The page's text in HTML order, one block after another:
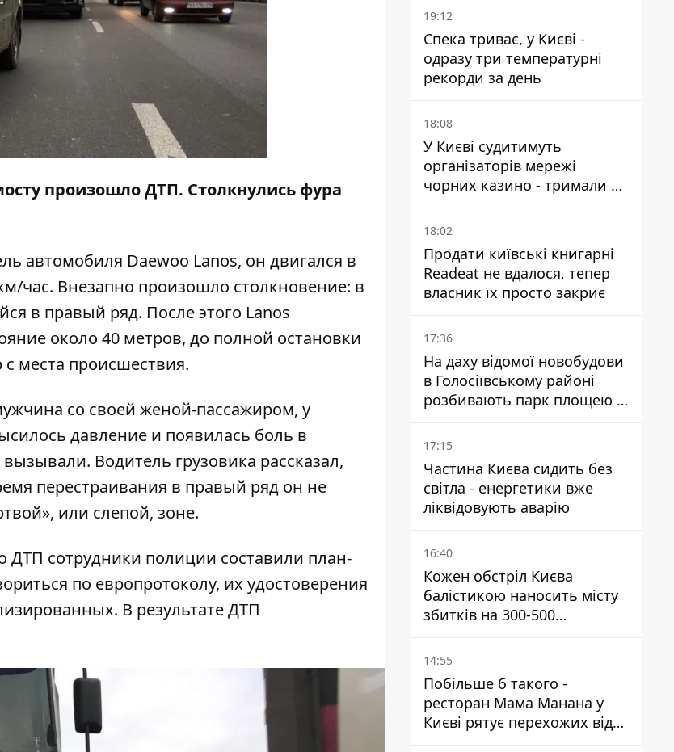
произошло ДТП. Столкнулись фура
автомобиля Daewoo Lanos, он двигался в
час. Внезапно произошло столкновение: в
в правый ряд. После этого Lanos
около 40 метров, до полной остановки
с места происшествия.
со своей женой-пассажиром, у
давление и появилась боль в
Водитель грузовика рассказал,
перестраивания в правый ряд он не
или слепой, зоне.
сотрудники полиции составили план-
по европротоколу, их удостоверения
В результате ДТП
19:12
Спека триває, у Києві -
одразу три температурні
рекорди за день
18:08
У Києві судитимуть
організаторів мережі
чорних казино - тримали 39
закладів
18:02
Продати київські книгарні
Readeat не вдалося, тепер
власник їх просто закриє
17:36
На даху відомої новобудови
в Голосіївському районі
розбивають парк площею в
гектар
17:15
Частина Києва сидить без
світла - енергетики вже
ліквідовують аварію
16:40
Кожен обстріл Києва
балістикою наносить місту
збитків на 300-500
мільйонів - Петро
Пантелеєв
14:55
Побільше б такого -
ресторан Мама Манана у
Києві рятує перехожих від
спеки